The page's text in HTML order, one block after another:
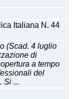
Italiana N. 44
(Scad. 4 luglio
di
a tempo
del
Si ...